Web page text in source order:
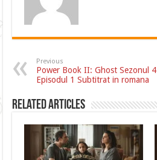
Previous
Power Book II: Ghost Sezonul 4
Episodul 1 Subtitrat in romana
Related Articles